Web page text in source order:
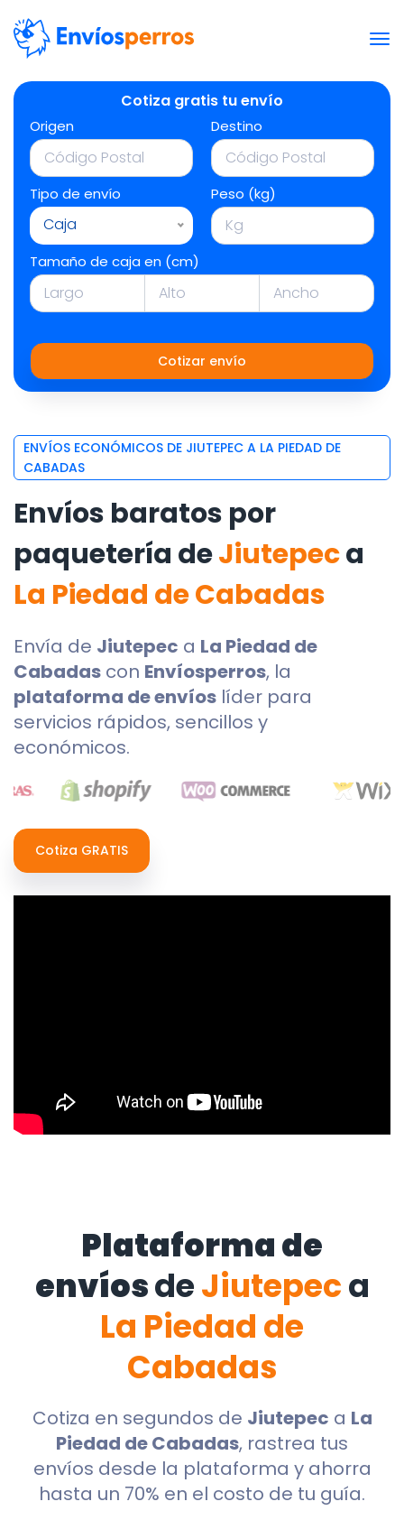
Cotiza gratis tu envío
Origen Destino
Tipo de envío
Caja
Peso (kg)
Tamaño de caja en (cm)
Cotizar envío
ENVÍOS ECONÓMICOS DE JIUTEPEC A LA PIEDAD DE
CABADAS
Envíos baratos por
paquetería deJiutepeca
La Piedad de Cabadas
Envía de Jiutepec a La Piedad de
Cabadas con Envíosperros, la
plataforma de envíos líder para
servicios rápidos, sencillos y
económicos.
Cotiza GRATIS
Plataforma de
envíosdeJiutepeca
La Piedad de
Cabadas
Cotiza en segundos de Jiutepec a La
Piedad de Cabadas, rastrea tus
envíos desde la plataforma y ahorra
hasta un 70% en el costo de tu guía.